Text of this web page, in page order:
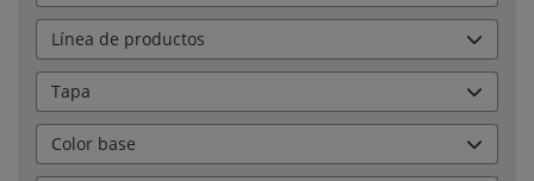
Línea de productos
Tapa
Color base